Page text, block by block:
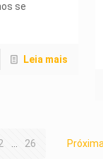
se
Leia mais
26